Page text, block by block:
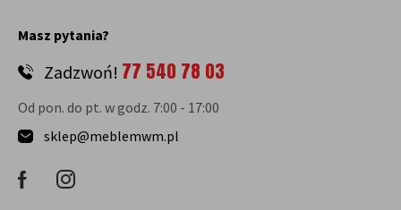
Masz pytania?
Zadzwoń! 77 540 78 03
Od pon. do pt. w godz. 7:00 - 17:00
sklep@meblemwm.pl